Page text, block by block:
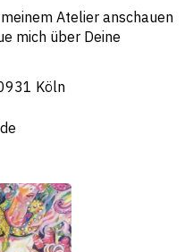
Atelier anschauen
mich über Deine
Köln